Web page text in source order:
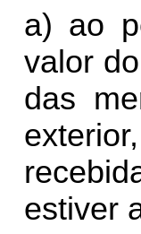
a) ao
valor
das
estiver